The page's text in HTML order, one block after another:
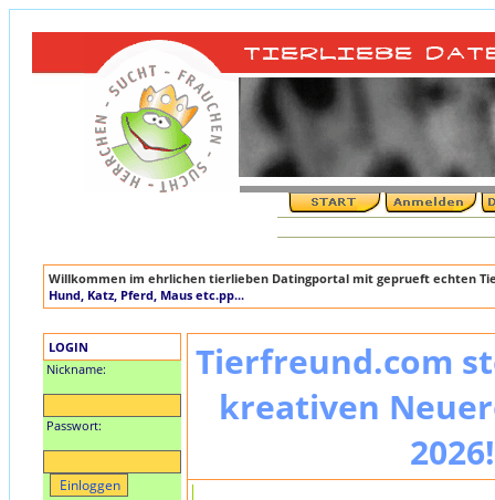
Willkommen im ehrlichen tierlieben Datingportal mit geprueft echten
Hund, Katz, Pferd, Maus etc.pp...
LOGIN
Nickname:
Passwort:
Tierfreund.com
kreativen
2026!